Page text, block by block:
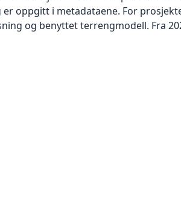
oppgitt i metadataene. For
og benyttet terrengmodell. Fra